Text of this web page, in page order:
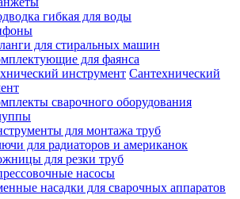
гибкая для воды
для стиральных машин
для фаянса
Сантехнический
сварочного оборудования
для монтажа труб
для радиаторов и американок
для резки труб
насосы
насадки для сварочных аппаратов